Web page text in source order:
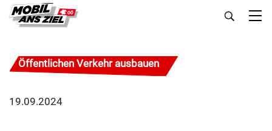
Öffentlichen Verkehr ausbauen
19.09.2024